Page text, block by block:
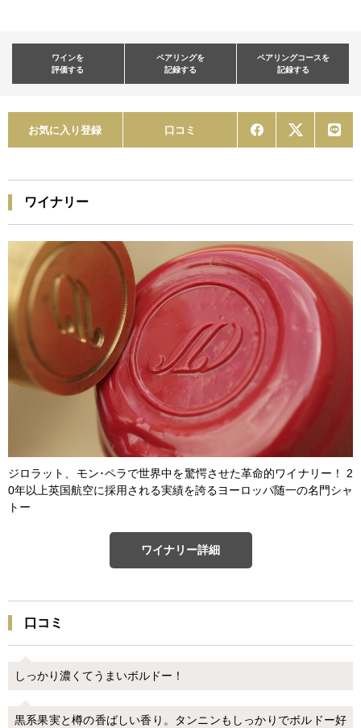
ワインを
評価する
ペアリングを
記録する
ペアリングコースを
記録する
お気に入り登録 口コミ
ワイナリー
ジロラット、モン･ペラで世界中を驚愕させた革命的ワイナリー！ 2
0年以上英国航空に採用される実績を誇るヨーロッパ随一の名門シャ
トー
ワイナリー詳細
口コミ
しっかり濃くてうまいボルドー！
黒系果実と樽の香ばしい香り。タンニンもしっかりでボルドー好